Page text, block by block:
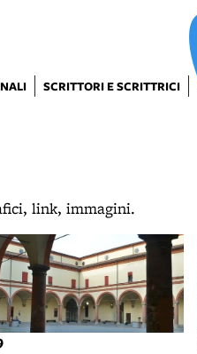
SCRITTORI E SCRITTRICI
link, immagini.